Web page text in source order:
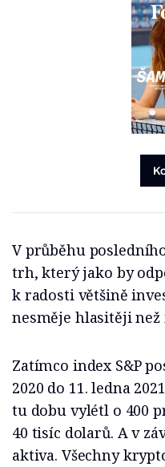
V průběhu
trh, který jako by
k radosti většině
nesměje hlasitěji
Zatímco index S&P
2020 do 11. ledna
tu dobu vylétl o 400
40 tisíc dolarů. A v
aktiva. Všechny